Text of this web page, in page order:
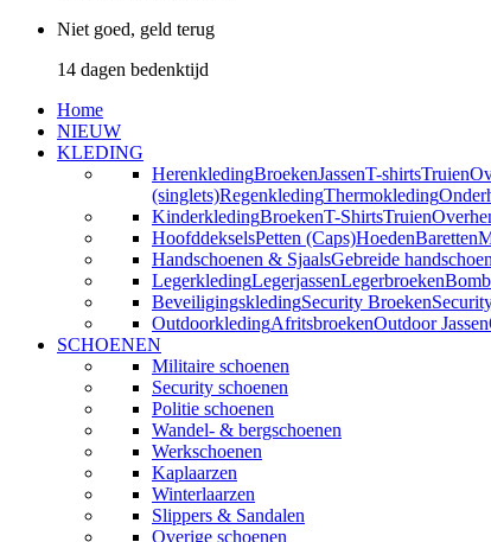
Niet goed, geld terug
14 dagen bedenktijd
Home
NIEUW
KLEDING
HerenkledingBroekenJassenT-shirtsTruien
(singlets)RegenkledingThermokleding
KinderkledingBroekenT-ShirtsTruien
HoofddekselsPetten (Caps)HoedenBaretten
Handschoenen & SjaalsGebreide
LegerkledingLegerjassenLegerbroeken
BeveiligingskledingSecurity Broeken
OutdoorkledingAfritsbroekenOutdoor Jassen
SCHOENEN
Militaire schoenen
Security schoenen
Politie schoenen
Wandel- & bergschoenen
Werkschoenen
Kaplaarzen
Winterlaarzen
Slippers & Sandalen
Overige schoenen